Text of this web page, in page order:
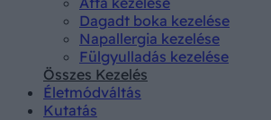
Dagadt boka kezelése
Napallergia kezelése
Fülgyulladás kezelése
Összes Kezelés
Életmódváltás
Kutatás